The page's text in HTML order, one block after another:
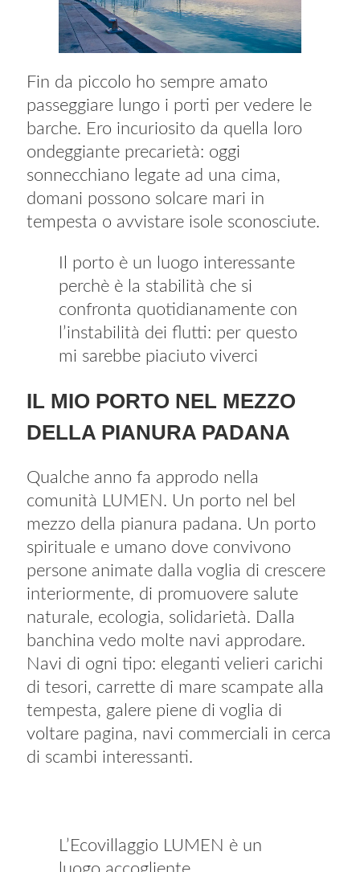
Fin da piccolo ho sempre amato
passeggiare lungo i porti per vedere le
barche. Ero incuriosito da quella loro
ondeggiante precarietà: oggi
sonnecchiano legate ad una cima,
domani possono solcare mari in
tempesta o avvistare isole sconosciute.
Il porto è un luogo interessante
perchè è la stabilità che si
confronta quotidianamente con
l’instabilità dei flutti: per questo
mi sarebbe piaciuto viverci
IL MIO PORTO NEL MEZZO
DELLA PIANURA PADANA
Qualche anno fa approdo nella
comunità LUMEN. Un porto nel bel
mezzo della pianura padana. Un porto
spirituale e umano dove convivono
persone animate dalla voglia di crescere
interiormente, di promuovere salute
naturale, ecologia, solidarietà. Dalla
banchina vedo molte navi approdare.
Navi di ogni tipo: eleganti velieri carichi
di tesori, carrette di mare scampate alla
tempesta, galere piene di voglia di
voltare pagina, navi commerciali in cerca
di scambi interessanti.
L’Ecovillaggio LUMEN è un